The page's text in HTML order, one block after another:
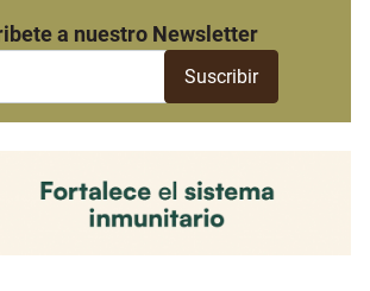
a nuestro Newsletter